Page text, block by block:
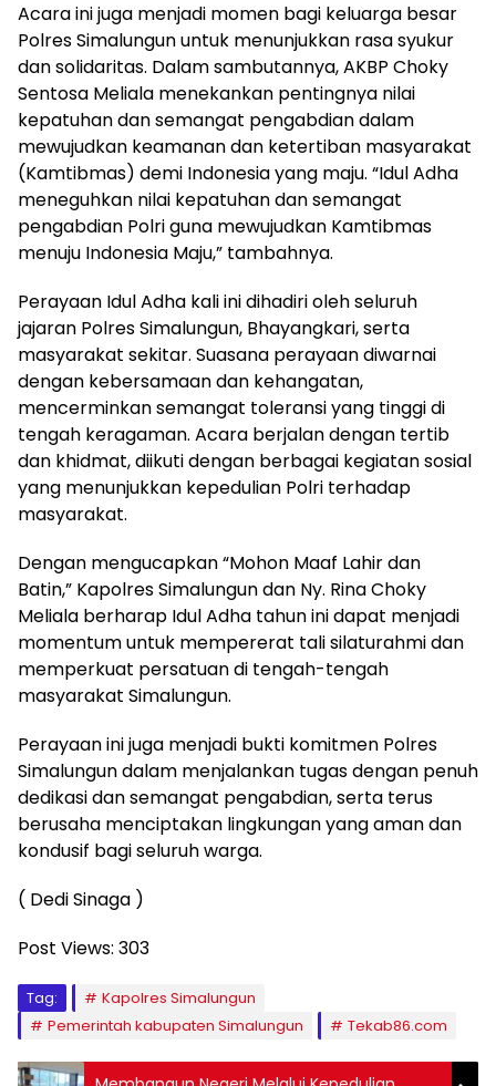
Acara ini juga menjadi momen bagi keluarga besar
Polres Simalungun untuk menunjukkan rasa syukur
dan solidaritas. Dalam sambutannya, AKBP Choky
Sentosa Meliala menekankan pentingnya nilai
kepatuhan dan semangat pengabdian dalam
mewujudkan keamanan dan ketertiban masyarakat
(Kamtibmas) demi Indonesia yang maju. “Idul Adha
meneguhkan nilai kepatuhan dan semangat
pengabdian Polri guna mewujudkan Kamtibmas
menuju Indonesia Maju,” tambahnya.
Perayaan Idul Adha kali ini dihadiri oleh seluruh
jajaran Polres Simalungun, Bhayangkari, serta
masyarakat sekitar. Suasana perayaan diwarnai
dengan kebersamaan dan kehangatan,
mencerminkan semangat toleransi yang tinggi di
tengah keragaman. Acara berjalan dengan tertib
dan khidmat, diikuti dengan berbagai kegiatan sosial
yang menunjukkan kepedulian Polri terhadap
masyarakat.
Dengan mengucapkan “Mohon Maaf Lahir dan
Batin,” Kapolres Simalungun dan Ny. Rina Choky
Meliala berharap Idul Adha tahun ini dapat menjadi
momentum untuk mempererat tali silaturahmi dan
memperkuat persatuan di tengah-tengah
masyarakat Simalungun.
Perayaan ini juga menjadi bukti komitmen Polres
Simalungun dalam menjalankan tugas dengan penuh
dedikasi dan semangat pengabdian, serta terus
berusaha menciptakan lingkungan yang aman dan
kondusif bagi seluruh warga.
( Dedi Sinaga )
Post Views: 303
Tag:
Kapolres Simalungun
Pemerintah kabupaten Simalungun
Tekab86.com